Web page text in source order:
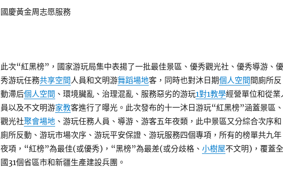
國慶黃金周志愿服務
此次“紅黑榜”，國家游玩局集中表揚了一批最佳景區、優秀觀光社、優秀導游、優
秀游玩任務共享空間人員和文明游舞蹈場地客，同時也對沐日期個人空間 間廁所反
動滯后個人空間 、環境臟亂、治理混亂、服務惡劣的游玩1對1教學經營單位和從業
員以及不文明游家教客進行了曝光。此次發布的十一沐日游玩“紅黑榜”涵蓋景區、
觀光社聚會場地、游玩任務人員、導游、游客五年夜類，此中景區又分綜合次序和
廁所反動、游玩市場次序、游玩平安保證、游玩服務四個專項，所有的榜單共九年
夜項，“紅榜”為最佳(或優秀)，“黑榜”為最差(或分歧格、 小樹屋不文明)，覆蓋全
國31個省區市和新疆生產建設兵團。